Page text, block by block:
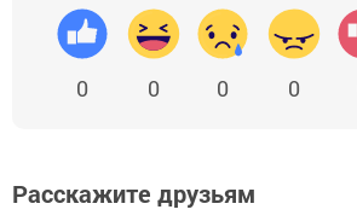
0 0 0 0
Расскажите друзьям